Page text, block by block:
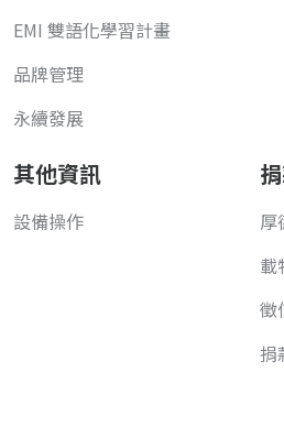
EMI 雙語化學習計畫
品牌管理
永續發展
其他資訊
設備操作
厚
載
徵
捐